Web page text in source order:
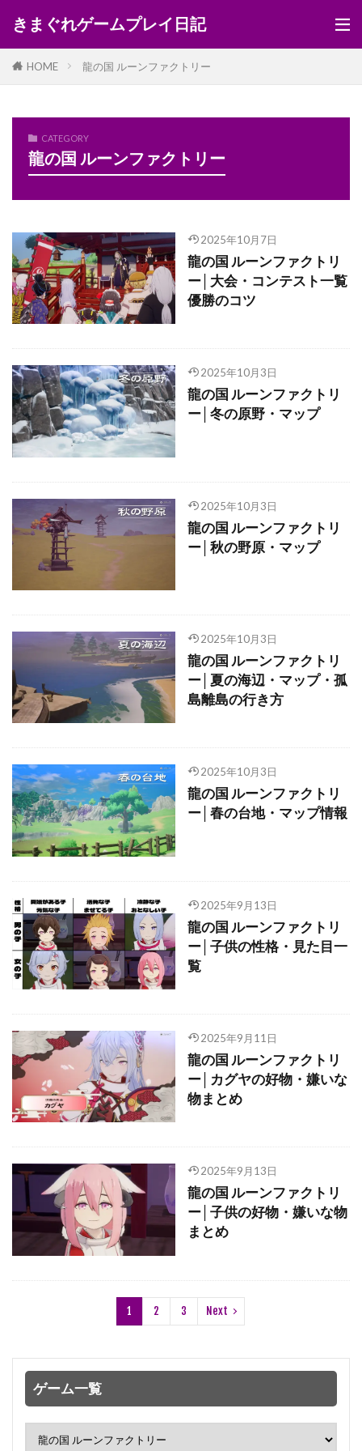
きまぐれゲームプレイ日記
HOME 龍の国 ルーンファクトリー
CATEGORY
龍の国 ルーンファクトリー
2025年10月7日
龍の国 ルーンファクトリ
ー│大会・コンテスト一覧
優勝のコツ
2025年10月3日
龍の国 ルーンファクトリ
ー│冬の原野・マップ
2025年10月3日
龍の国 ルーンファクトリ
ー│秋の野原・マップ
2025年10月3日
龍の国 ルーンファクトリ
ー│夏の海辺・マップ・孤
島離島の行き方
2025年10月3日
龍の国 ルーンファクトリ
ー│春の台地・マップ情報
2025年9月13日
龍の国 ルーンファクトリ
ー│子供の性格・見た目一
覧
2025年9月11日
龍の国 ルーンファクトリ
ー│カグヤの好物・嫌いな
物まとめ
2025年9月13日
龍の国 ルーンファクトリ
ー│子供の好物・嫌いな物
まとめ
1 2 3 Next
ゲーム一覧